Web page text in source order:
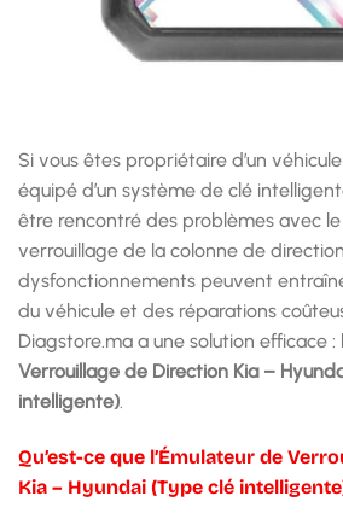
Si vous êtes propriétaire d’un
équipé d’un système de clé
être rencontré des problèmes avec
verrouillage de la colonne de
dysfonctionnements peuvent
du véhicule et des réparations
Diagstore.ma a une solution efficace :
Verrouillage de Direction Kia –
intelligente).
Qu’est-ce que l’Émulateur de
Kia – Hyundai (Type clé